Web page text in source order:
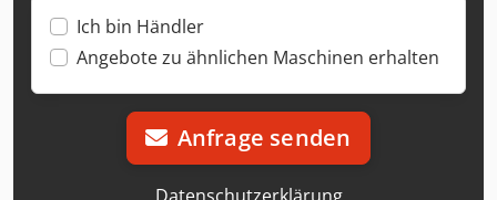
Ich bin Händler
Angebote zu ähnlichen Maschinen erhalten
Anfrage senden